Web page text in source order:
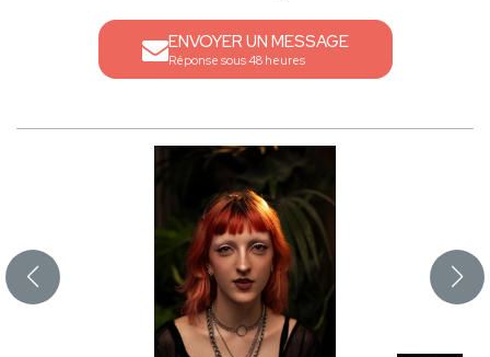
ENVOYER UN MESSAGE
Réponse sous 48 heures